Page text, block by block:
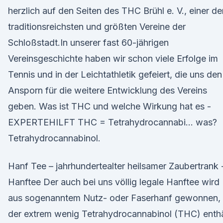
herzlich auf den Seiten des THC Brühl e. V., einer
traditionsreichsten und größten Vereine der
Schloßstadt.In unserer fast 60-jährigen
Vereinsgeschichte haben wir schon viele Erfolge im
Tennis und in der Leichtathletik gefeiert, die uns den
Ansporn für die weitere Entwicklung des Vereins
geben. Was ist THC und welche Wirkung hat es -
EXPERTEHILFT THC = Tetrahydrocannabi… was?
Tetrahydrocannabinol.
Hanf Tee – jahrhundertealter heilsamer Zaubertrank
Hanftee Der auch bei uns völlig legale Hanftee wird
aus sogenanntem Nutz- oder Faserhanf gewonnen,
der extrem wenig Tetrahydrocannabinol (THC)